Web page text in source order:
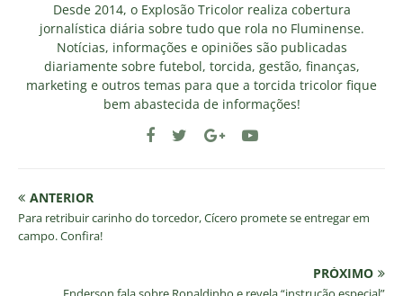
Desde 2014, o Explosão Tricolor realiza cobertura
jornalística diária sobre tudo que rola no Fluminense.
Notícias, informações e opiniões são publicadas
diariamente sobre futebol, torcida, gestão, finanças,
marketing e outros temas para que a torcida tricolor fique
bem abastecida de informações!
ANTERIOR
Para retribuir carinho do torcedor, Cícero promete se entregar em
campo. Confira!
PRÓXIMO